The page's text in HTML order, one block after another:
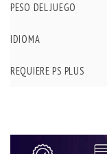
PESO DEL JUEGO
IDIOMA
REQUIERE PS PLUS